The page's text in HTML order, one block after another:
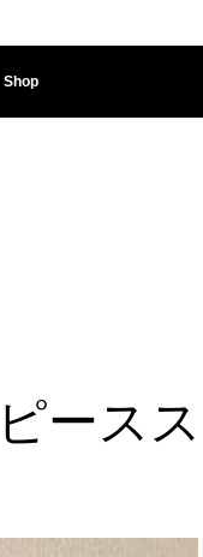
Shop
ース